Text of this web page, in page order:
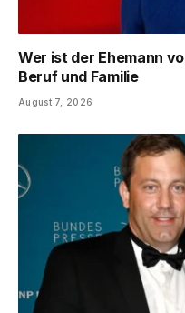
Wer ist der Ehemann
Beruf und Familie
August 7, 2026